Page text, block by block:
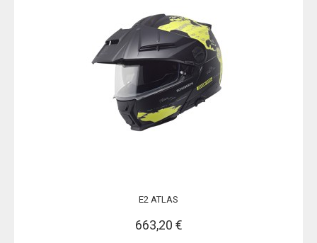
E2 ATLAS
663,20 €